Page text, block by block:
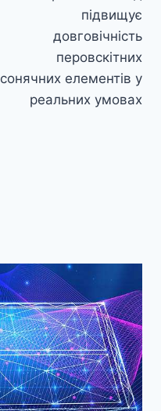
підвищує
довговічність
перовскітних
сонячних елементів у
реальних умовах